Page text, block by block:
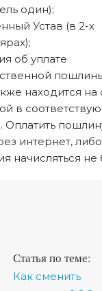
один);
Устав (в 2-х
об уплате
находится на
в
Оплатить
интернет,
начисляться не
Статья по теме:
Как сменить